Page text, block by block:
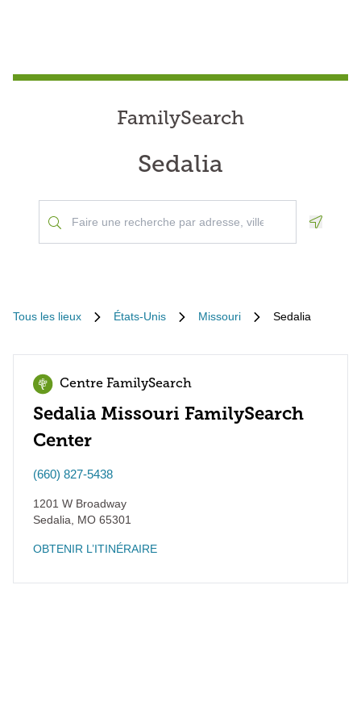
FamilySearch
Sedalia
Tous les lieux États-Unis Missouri Sedalia
Centre FamilySearch
Sedalia Missouri FamilySearch
Center
(660) 827-5438
1201 W Broadway
Sedalia
MO 65301
OBTENIR L’ITINÉRAIRE